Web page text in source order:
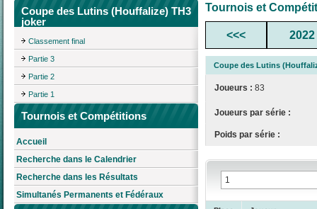
Coupe des Lutins (Houffalize) TH3
joker
Classement final
Partie 3
Partie 2
Partie 1
Tournois et Compétitions
Accueil
Recherche dans le Calendrier
Recherche dans les Résultats
Simultanés Permanents et Fédéraux
Tournois et
<<< 2022
Coupe des Lutins
Joueurs : 83
Joueurs par série :
Poids par série :